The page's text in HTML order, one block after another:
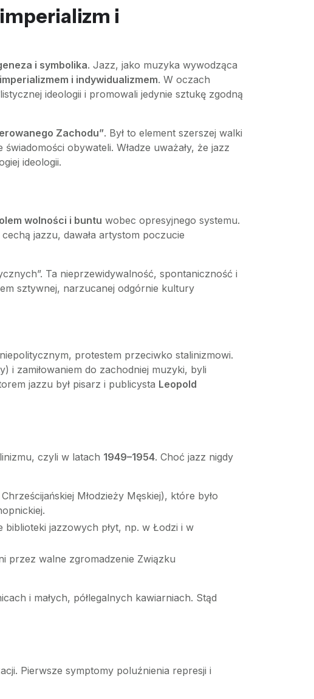
i
i symbolika. Jazz, jako muzyka wywodząca
i indywidualizmem. W oczach
ideologii i promowali jedynie sztukę zgodną
Zachodu”. Był to element szerszej walki
obywateli. Władze uważały, że jazz
ideologii.
wolności i buntu wobec opresyjnego systemu.
jazzu, dawała artystom poczucie
Ta nieprzewidywalność, spontaniczność i
sztywnej, narzucanej odgórnie kultury
protestem przeciwko stalinizmowi.
i zamiłowaniem do zachodniej muzyki, byli
jazzu był pisarz i publicysta Leopold
czyli w latach 1949–1954. Choć jazz nigdy
Młodzieży Męskiej), które było
biblioteki jazzowych płyt, np. w Łodzi i w
przez walne zgromadzenie Związku
i małych, półlegalnych kawiarniach. Stąd
Pierwsze symptomy poluźnienia represji i